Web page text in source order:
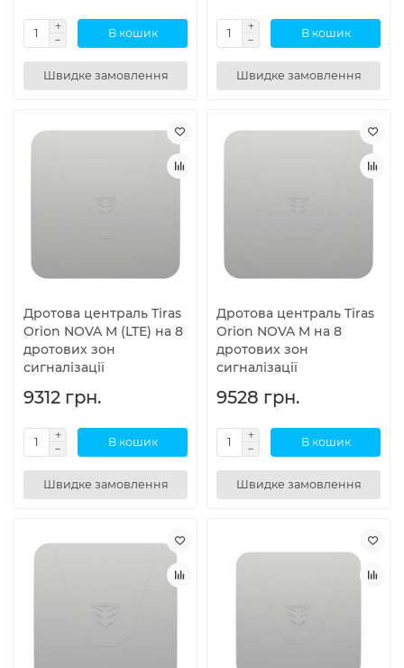
В кошик
Швидке замовлення
В кошик
Швидке замовлення
Дротова централь Tiras
Orion NOVA M (LTE) на 8
дротових зон
сигналізації
9312 грн.
В кошик
Швидке замовлення
Дротова централь Tiras
Orion NOVA M на 8
дротових зон
сигналізації
9528 грн.
В кошик
Швидке замовлення